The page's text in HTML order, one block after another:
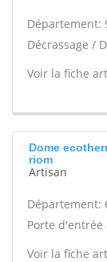
Département:
Décrassage /
Voir la fiche
Dome
riom
Artisan
Département:
Porte d'entrée
Voir la fiche